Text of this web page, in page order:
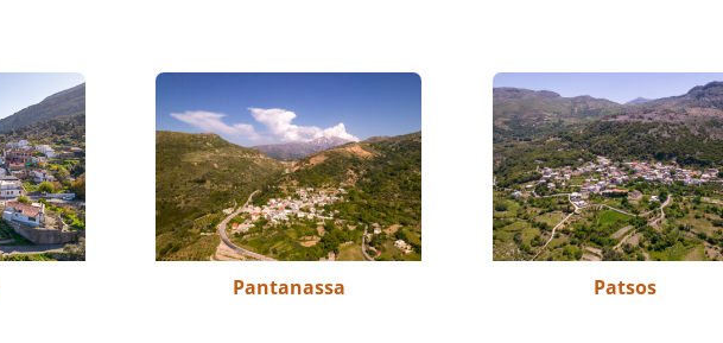
Pantanassa Patsos